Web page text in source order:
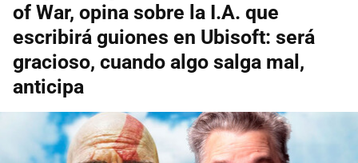
of War, opina sobre la I.A. que
escribirá guiones en Ubisoft: será
gracioso, cuando algo salga mal,
anticipa